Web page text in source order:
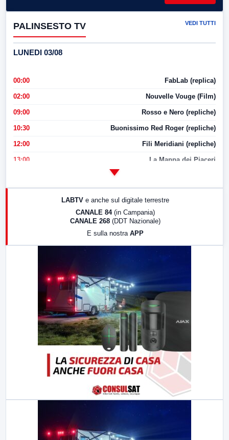
PALINSESTO TV VEDI TUTTI
LUNEDI 03/08
00:00 FabLab (replica)
02:00 Nouvelle Vouge (Film)
09:00 Rosso e Nero (repliche)
10:30 Buonissimo Red Roger (repliche)
12:00 Fili Meridiani (repliche)
13:00 La Mappa dei Piaceri
LABTV e anche sul digitale terrestre
CANALE 84 (in Campania)
CANALE 268 (DDT Nazionale)
E sulla nostra APP